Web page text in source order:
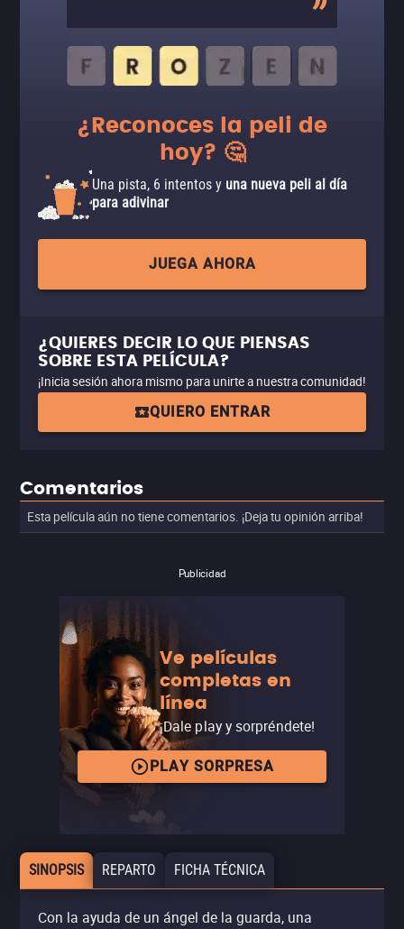
¿Reconoces la peli de
hoy? 🤔
Una pista, 6 intentos y una nueva peli al día
para adivinar
JUEGA AHORA
¿QUIERES DECIR LO QUE PIENSAS
SOBRE ESTA PELÍCULA?
¡Inicia sesión ahora mismo para unirte a nuestra comunidad!
QUIERO ENTRAR
Comentarios
Esta película aún no tiene comentarios. ¡Deja tu opinión arriba!
Publicidad
Ve películas
completas en
línea
¡Dale play y sorpréndete!
PLAY SORPRESA
SINOPSIS REPARTO FICHA TÉCNICA
Con la ayuda de un ángel de la guarda, una